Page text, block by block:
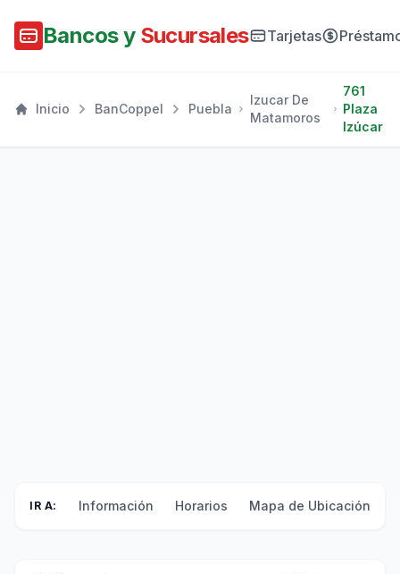
Bancos y Sucursales Tarjetas
Inicio BanCoppel Puebla
Izucar De
Matamoros
761
Plaza
Izúcar
IR A: Información Horarios Mapa de Ubicación